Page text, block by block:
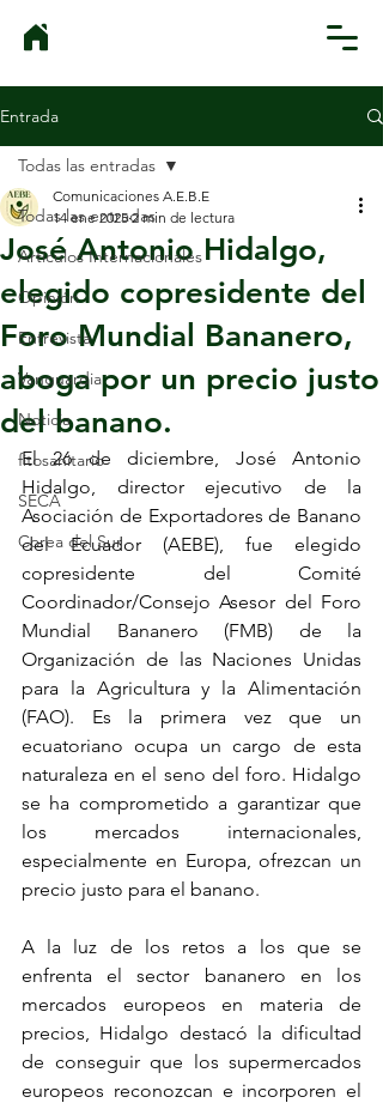
Entrada
Todas las entradas
Artículos Internacionales
Opinión
Entrevista
Vanguardia
Noticia
fitosanitario
SECA
Corea del Sur
Todas las entradas
José Antonio Hidalgo,
elegido copresidente del
Foro Mundial Bananero,
aboga por un precio justo
del banano.
Comunicaciones A.E.B.E
14 ene 2025 2 min de lectura
El 26 de diciembre, José Antonio
Hidalgo, director ejecutivo de la
Asociación de Exportadores de Banano
del Ecuador (AEBE), fue elegido
copresidente del Comité
Coordinador/Consejo Asesor del Foro
Mundial Bananero (FMB) de la
Organización de las Naciones Unidas
para la Agricultura y la Alimentación
(FAO). Es la primera vez que un
ecuatoriano ocupa un cargo de esta
naturaleza en el seno del foro. Hidalgo
se ha comprometido a garantizar que
los mercados internacionales,
especialmente en Europa, ofrezcan un
precio justo para el banano.
A la luz de los retos a los que se
enfrenta el sector bananero en los
mercados europeos en materia de
precios, Hidalgo destacó la dificultad
de conseguir que los supermercados
europeos reconozcan e incorporen el